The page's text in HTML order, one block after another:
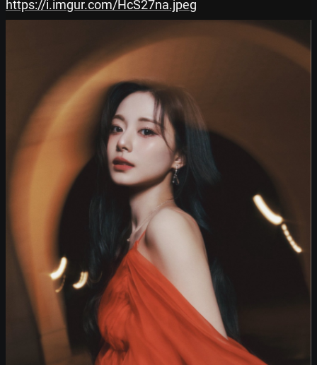
https://i.imgur.com/HcS27na.jpeg